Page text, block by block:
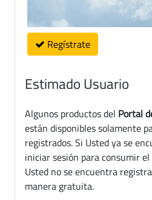
Regístrate
Estimado Usuario
Algunos productos del Portal
están disponibles solamente
registrados. Si Usted ya se
iniciar sesión para consumir
Usted no se encuentra
manera gratuita.